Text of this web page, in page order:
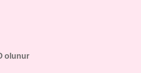
olunur